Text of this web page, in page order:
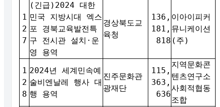
1
2
7
(긴급)2024 대한
민국 지방시대 엑스
포 경북교육발전특
구 전시관 설치·운
영 용역
경상북도교
육청
136,
181,
818
이아이피커
뮤니케이션
(주)
1
2
8
2024년 세계민속예
술비엔날레 행사 대
행 용역
진주문화관
광재단
115,
363,
636
지역문화콘
텐츠연구소
사회적협동
조합